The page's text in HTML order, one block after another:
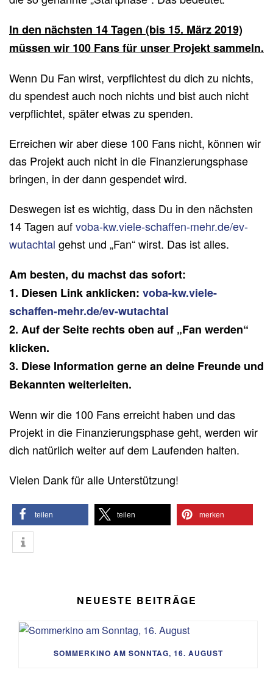
In den nächsten 14 Tagen (bis 15. März 2019)
müssen wir 100 Fans für unser Projekt sammeln.
Wenn Du Fan wirst, verpflichtest du dich zu nichts,
du spendest auch noch nichts und bist auch nicht
verpflichtet, später etwas zu spenden.
Erreichen wir aber diese 100 Fans nicht, können wir
das Projekt auch nicht in die Finanzierungsphase
bringen, in der dann gespendet wird.
Deswegen ist es wichtig, dass Du in den nächsten
14 Tagen aufvoba-kw.viele-schaffen-mehr.de/ev-
wutachtal gehst und „Fan“ wirst. Das ist alles.
Am besten, du machst das sofort:
1. Diesen Link anklicken: voba-kw.viele-
schaffen-mehr.de/ev-wutachtal
2. Auf der Seite rechts oben auf „Fan werden“
klicken.
3. Diese Information gerne an deine Freunde und
Bekannten weiterleiten.
Wenn wir die 100 Fans erreicht haben und das
Projekt in die Finanzierungsphase geht, werden wir
dich natürlich weiter auf dem Laufenden halten.
Vielen Dank für alle Unterstützung!
teilen teilen merken
NEUESTE BEITRÄGE
SOMMERKINO AM SONNTAG, 16. AUGUST